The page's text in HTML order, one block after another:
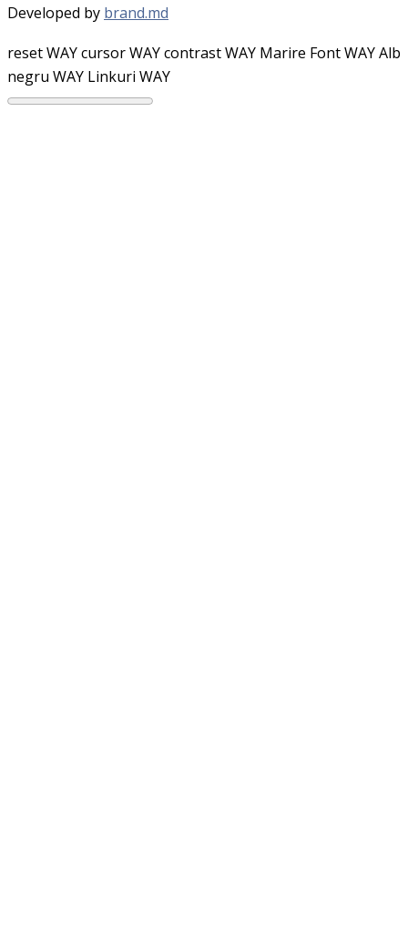
Developed by brand.md
reset WAYcursor WAYcontrast WAY Marire Font WAYAlb
negru WAY Linkuri WAY